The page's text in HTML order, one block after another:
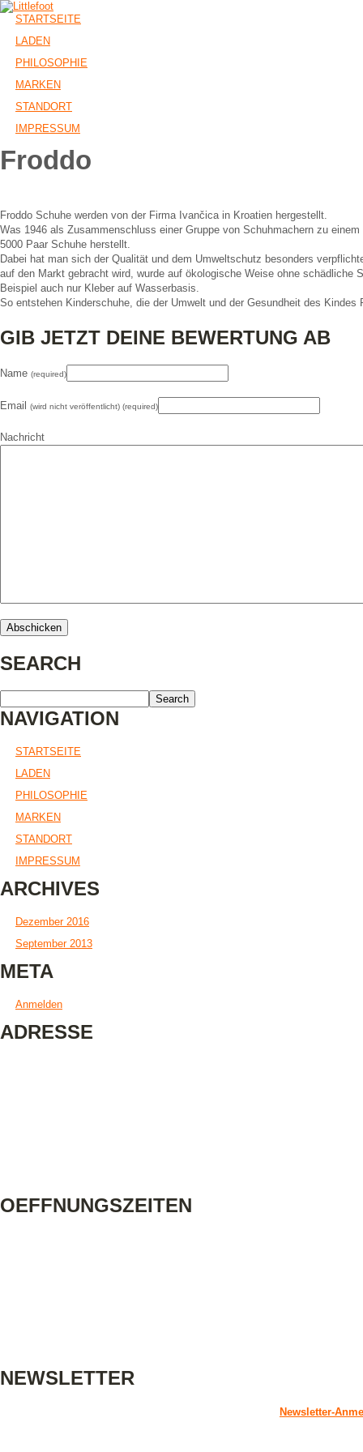
STARTSEITE
LADEN
PHILOSOPHIE
MARKEN
STANDORT
IMPRESSUM
Froddo
Froddo Schuhe werden von der Firma Ivančica in Kroatien hergestellt.
Was 1946 als Zusammenschluss einer Gruppe von Schuhmachern zu
5000 Paar Schuhe herstellt.
Dabei hat man sich der Qualität und dem Umweltschutz besonders
auf den Markt gebracht wird, wurde auf ökologische Weise ohne
Beispiel auch nur Kleber auf Wasserbasis.
So entstehen Kinderschuhe, die der Umwelt und der Gesundheit des Kindes
GIB JETZT DEINE BEWERTUNG AB
Name (required)
Email (wird nicht veröffentlicht) (required)
Nachricht
SEARCH
NAVIGATION
STARTSEITE
LADEN
PHILOSOPHIE
MARKEN
STANDORT
IMPRESSUM
ARCHIVES
Dezember 2016
September 2013
META
Anmelden
ADRESSE
OEFFNUNGSZEITEN
NEWSLETTER
Newsletter-